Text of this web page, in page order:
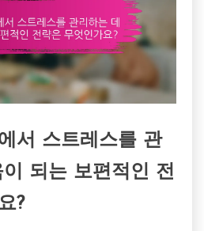
서 스트레스를 관
되는 보편적인 전
?